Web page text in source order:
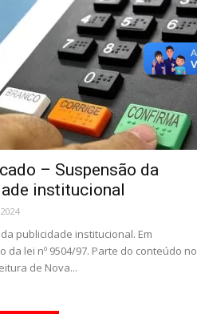
– Suspensão da
institucional
publicidade institucional. Em
da lei nº 9504/97. Parte do conteúdo no
de Nova...